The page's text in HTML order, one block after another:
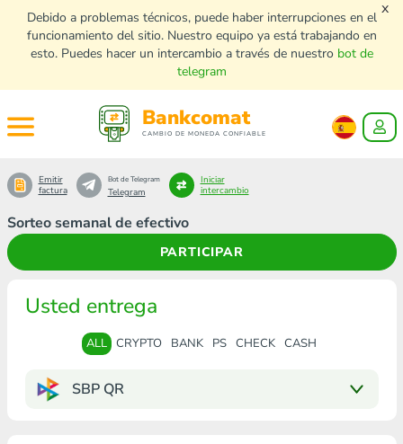
Debido a problemas técnicos, puede haber interrupciones en el
funcionamiento del sitio. Nuestro equipo ya está trabajando en
esto. Puedes hacer un intercambio a través de nuestro bot de
telegram
x
Bankcomat
CAMBIO DE MONEDA CONFIABLE
Sorteo semanal de efectivo
PARTICIPAR
Emitir
factura
Bot de Telegram
Telegram
Iniciar
intercambio
Usted entrega
ALL CRYPTO BANK PS CHECK CASH
SBP QR